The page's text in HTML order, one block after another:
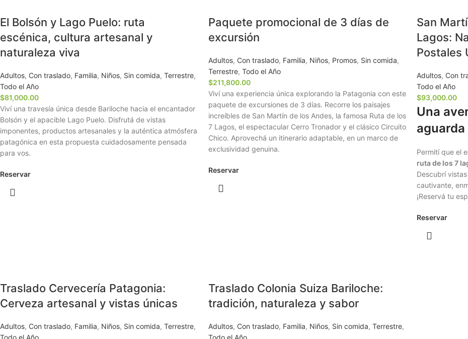
El Bolsón y Lago Puelo: ruta
escénica, cultura artesanal y
naturaleza viva
Adultos, Con traslado, Familia, Niños, Sin comida, Terrestre,
Todo el Año
$81,000.00
Viví una travesía única desde Bariloche hacia el encantador
Bolsón y el apacible Lago Puelo. Disfrutá de vistas
imponentes, productos artesanales y la auténtica atmósfera
patagónica en esta propuesta cuidadosamente pensada
para vos.
Reservar
Paquete promocional de 3 días de
excursión
Adultos, Con traslado, Familia, Niños, Promos, Sin comida,
Terrestre, Todo el Año
$211,800.00
Viví una experiencia única explorando la Patagonia con este
paquete de excursiones de 3 días. Recorre los paisajes
increíbles de San Martín de los Andes, la famosa Ruta de los
7 Lagos, el espectacular Cerro Tronador y el clásico Circuito
Chico. Aprovechá un itinerario adaptable, en un marco de
exclusividad genuina.
Reservar
San
Lagos:
Postales
Adultos, Con
Todo el Año
$93,000.00
Una
aguarda
Permití que el
ruta de los 7
Descubrí
cautivante,
¡Reservá tu
Reservar
Traslado Cervecería Patagonia:
Cerveza artesanal y vistas únicas
Adultos, Con traslado, Familia, Niños, Sin comida, Terrestre,
Todo el Año
Traslado Colonia Suiza Bariloche:
tradición, naturaleza y sabor
Adultos, Con traslado, Familia, Niños, Sin comida, Terrestre,
Todo el Año